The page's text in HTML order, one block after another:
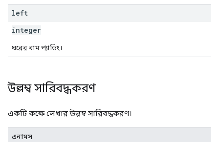
left
integer
ঘরের বাম প্যাডিং।
উল্লম্ব সারিবদ্ধকরণ
একটি কক্ষে লেখার উল্লম্ব সারিবদ্ধকরণ।
এনামস